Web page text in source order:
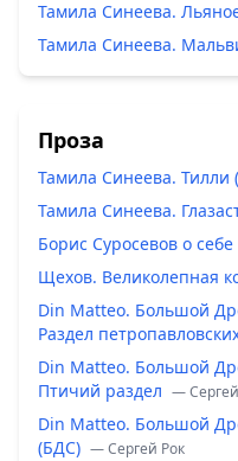
Тамила Синеева.
Тамила Синеева.
Проза
Тамила Синеева. Тилли
Тамила Синеева.
Борис Суросевов о себе
Щехов. Великолепная
Din Matteo. Большой
Раздел
Din Matteo. Большой
Птичий раздел —
Din Matteo. Большой
(БДС) — Сергей Рок